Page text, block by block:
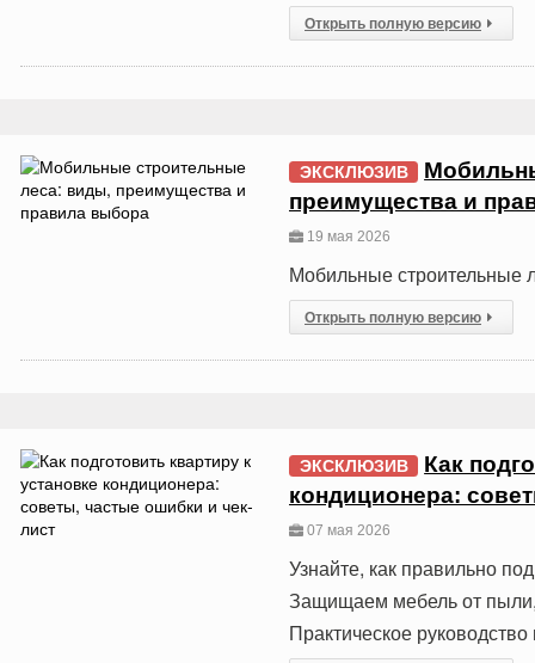
Открыть полную версию
ЭКСКЛЮЗИВ
преимущества и
19 мая 2026
Мобильные строительные
Открыть полную версию
ЭКСКЛЮЗИВ
Как
кондиционера:
07 мая 2026
Узнайте, как правильно
Защищаем мебель от пыли,
Практическое